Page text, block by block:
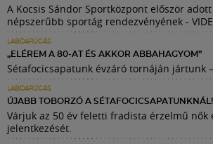
A Kocsis Sándor Sportközpont először
népszerűbb sportág rendezvényének -
LABDARÚGÁS
„ELÉREM A 80-AT ÉS AKKOR ABBAHAGYOM”
Sétafocicsapatunk évzáró tornáján jártunk –
LABDARÚGÁS
ÚJABB TOBORZÓ A SÉTAFOCICSAPATUNKNÁL!
Várjuk az 50 év feletti fradista érzelmű nők
jelentkezését.